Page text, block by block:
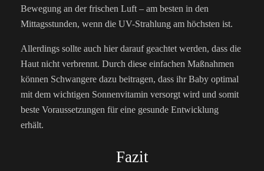
Bewegung an der frischen Luft – am besten in den
Mittagsstunden, wenn die UV-Strahlung am höchsten ist.
Allerdings sollte auch hier darauf geachtet werden, dass die
Haut nicht verbrennt. Durch diese einfachen Maßnahmen
können Schwangere dazu beitragen, dass ihr Baby optimal
mit dem wichtigen Sonnenvitamin versorgt wird und somit
beste Voraussetzungen für eine gesunde Entwicklung
erhält.
Fazit